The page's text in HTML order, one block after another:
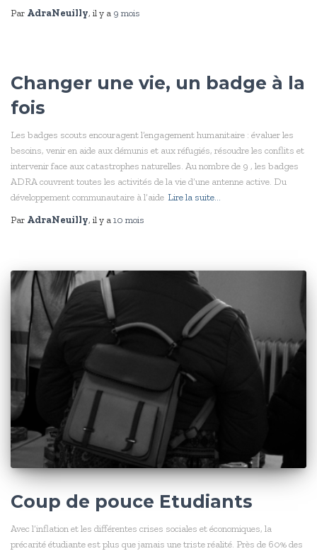
Par AdraNeuilly, il y a 9 mois
Changer une vie, un badge à la
fois
Les badges scouts encouragent l’engagement humanitaire : évaluer les
besoins, venir en aide aux démunis et aux réfugiés, résoudre les conflits et
intervenir face aux catastrophes naturelles. Au nombre de 9 , les badges
ADRA couvrent toutes les activités de la vie d’une antenne active. Du
développement communautaire à l’aide Lire la suite…
Par AdraNeuilly, il y a10 mois
Coup de pouce Etudiants
Avec l’inflation et les différentes crises sociales et économiques, la
précarité étudiante est plus que jamais une triste réalité. Près de 60% des